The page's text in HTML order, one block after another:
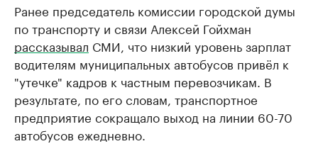
Ранее председатель комиссии городской думы
по транспорту и связи Алексей Гойхман
рассказывал СМИ, что низкий уровень зарплат
водителям муниципальных автобусов привёл к
"утечке" кадров к частным перевозчикам. В
результате, по его словам, транспортное
предприятие сокращало выход на линии 60-70
автобусов ежедневно.